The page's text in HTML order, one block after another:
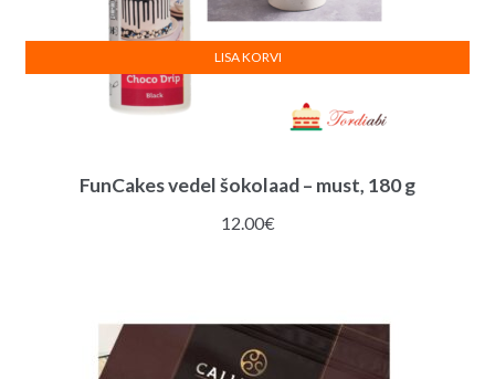
FunCakes vedel šokolaad – must, 180 g
12.00€
LISA KORVI